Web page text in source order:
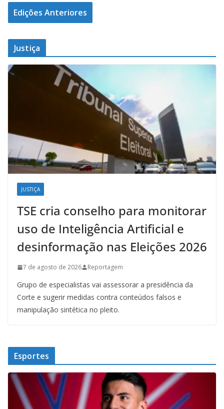
Edições Anteriores
Justiça
JUSTIÇA
TSE cria conselho para monitorar
uso de Inteligência Artificial e
desinformação nas Eleições 2026
7 de agosto de 2026 Reportagem
Grupo de especialistas vai assessorar a presidência da
Corte e sugerir medidas contra conteúdos falsos e
manipulação sintética no pleito.
Esportes